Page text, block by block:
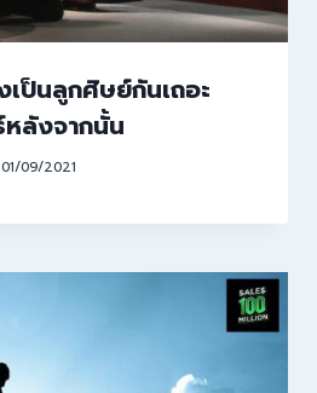
ป็นลูกศิษย์กันเถอะ
ลังจากนั้น
01/09/2021